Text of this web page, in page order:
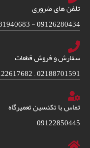
تلفن های ضروری
09126280434 - 09031940683
سفارش و فروش قطعات
02188701591 – 02122617682
تماس با تکنسین تعمیرگاه
09122850445